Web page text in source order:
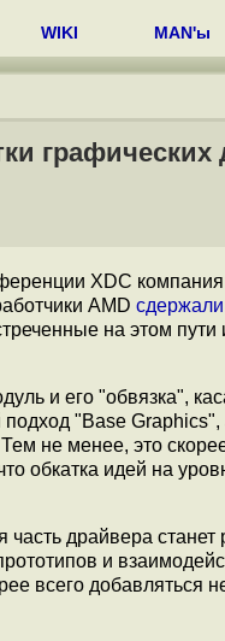
WIKI MAN'ы
графических
XDC
AMD сдержали
на этом пути
и его "обвязка",
подход "Base
не менее, это скорее
обкатка идей на
драйвера станет
и
всего добавляться